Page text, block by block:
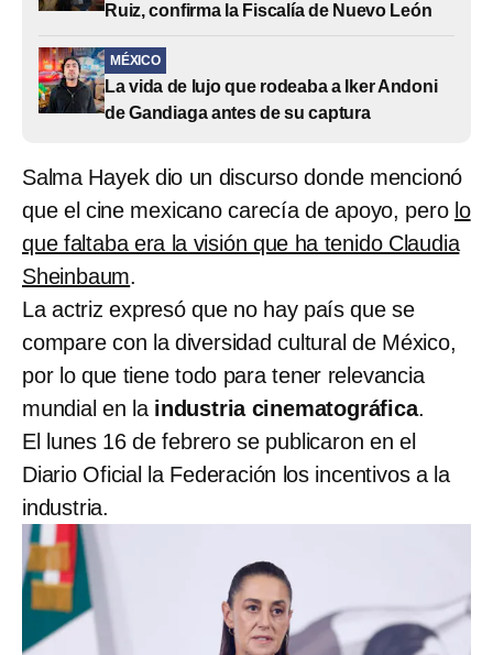
Ruiz, confirma la Fiscalía de Nuevo León
MÉXICO
La vida de lujo que rodeaba a Iker Andoni
de Gandiaga antes de su captura
Salma Hayek dio un discurso donde mencionó
que el cine mexicano carecía de apoyo, pero lo
que faltaba era la visión que ha tenido Claudia
Sheinbaum.
La actriz expresó que no hay país que se
compare con la diversidad cultural de México,
por lo que tiene todo para tener relevancia
mundial en laindustria cinematográfica.
El lunes 16 de febrero se publicaron en el
Diario Oficial la Federación los incentivos a la
industria.